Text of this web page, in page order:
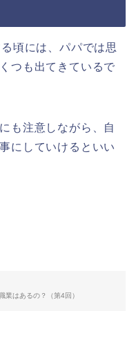
頃には、パパでは思
つも出てきているで
も注意しながら、自
にしていけるといい
業はあるの？（第4回）